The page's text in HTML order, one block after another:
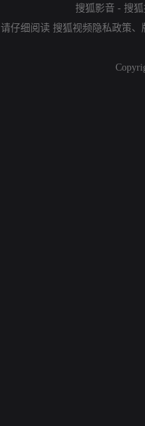
搜狐影音 - 搜
请仔细阅读 搜狐视频隐私政策、